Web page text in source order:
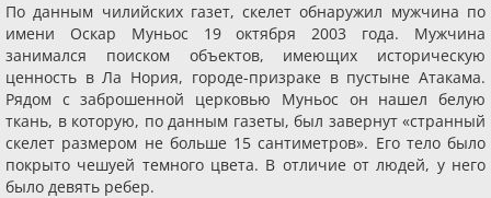
По данным чилийских газет, скелет обнаружил мужчина по
имени Оскар Муньос 19 октября 2003 года. Мужчина
занимался поиском объектов, имеющих историческую
ценность в Ла Нория, городе-призраке в пустыне Атакама.
Рядом с заброшенной церковью Муньос он нашел белую
ткань, в которую, по данным газеты, был завернут «странный
скелет размером не больше 15 сантиметров». Его тело было
покрыто чешуей темного цвета. В отличие от людей, у него
было девять ребер.